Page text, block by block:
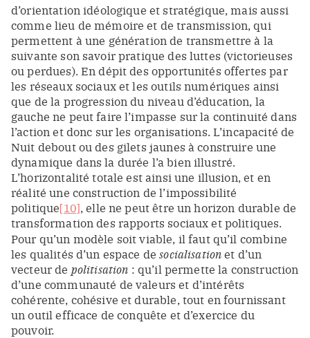
d’orientation idéologique et stratégique, mais aussi
comme lieu de mémoire et de transmission, qui
permettent à une génération de transmettre à la
suivante son savoir pratique des luttes (victorieuses
ou perdues). En dépit des opportunités offertes par
les réseaux sociaux et les outils numériques ainsi
que de la progression du niveau d’éducation, la
gauche ne peut faire l’impasse sur la continuité dans
l’action et donc sur les organisations. L’incapacité de
Nuit debout ou des gilets jaunes à construire une
dynamique dans la durée l’a bien illustré.
L’horizontalité totale est ainsi une illusion, et en
réalité une construction de l’impossibilité
politique[10], elle ne peut être un horizon durable de
transformation des rapports sociaux et politiques.
Pour qu’un modèle soit viable, il faut qu’il combine
les qualités d’un espace desocialisationet d’un
vecteur de politisation : qu’il permette la construction
d’une communauté de valeurs et d’intérêts
cohérente, cohésive et durable, tout en fournissant
un outil efficace de conquête et d’exercice du
pouvoir.